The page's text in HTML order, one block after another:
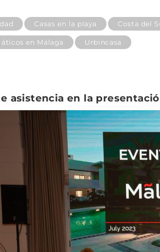
Casas en la playa Costa del
en Málaga Urbincasa
asistencia en la